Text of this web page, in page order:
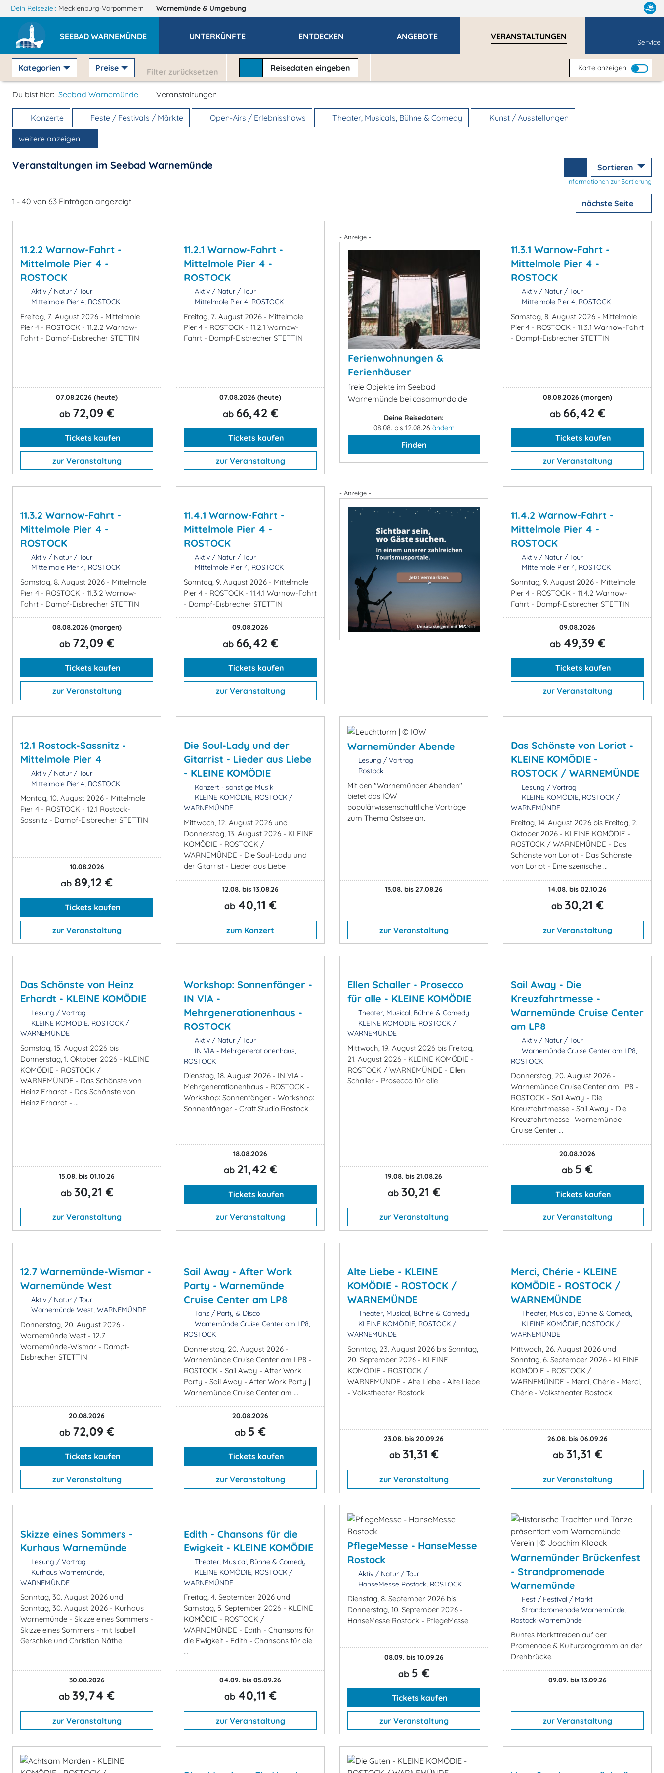
Dein Reiseziel: Mecklenburg-Vorpommern Warnemünde & Umgebung
SEEBAD WARNEMÜNDE UNTERKÜNFTE ENTDECKEN ANGEBOTE VERANSTALTUNGEN
Service
Kategorien Preise Filter zurücksetzen Reisedateneingeben Karte anzeigen
Du bist hier: Seebad Warnemünde Veranstaltungen
Konzerte Feste / Festivals / Märkte Open-Airs / Erlebnisshows Theater, Musicals, Bühne & Comedy Kunst / Ausstellungen
weitere anzeigen
Veranstaltungen im Seebad Warnemünde Sortieren
Informationen zur Sortierung
1 - 40 von 63 Einträgen angezeigt nächste Seite
11.2.2 Warnow-Fahrt -
Mittelmole Pier 4 -
ROSTOCK
Aktiv / Natur / Tour
Mittelmole Pier 4, ROSTOCK
Freitag, 7. August 2026 - Mittelmole
Pier 4 - ROSTOCK - 11.2.2 Warnow-
Fahrt - Dampf-Eisbrecher STETTIN
07.08.2026 (heute)
ab 72,09 €
Tickets kaufen
zur Veranstaltung
11.2.1 Warnow-Fahrt -
Mittelmole Pier 4 -
ROSTOCK
Aktiv / Natur / Tour
Mittelmole Pier 4, ROSTOCK
Freitag, 7. August 2026 - Mittelmole
Pier 4 - ROSTOCK - 11.2.1 Warnow-
Fahrt - Dampf-Eisbrecher STETTIN
07.08.2026 (heute)
ab 66,42 €
Tickets kaufen
zur Veranstaltung
- Anzeige -
Ferienwohnungen &
Ferienhäuser
freie Objekte im Seebad
Warnemünde bei casamundo.de
Deine Reisedaten:
08.08. bis 12.08.26 ändern
Finden
11.3.1 Warnow-Fahrt -
Mittelmole Pier 4 -
ROSTOCK
Aktiv / Natur / Tour
Mittelmole Pier 4, ROSTOCK
Samstag, 8. August 2026 - Mittelmole
Pier 4 - ROSTOCK - 11.3.1 Warnow-Fahrt
- Dampf-Eisbrecher STETTIN
08.08.2026 (morgen)
ab 66,42 €
Tickets kaufen
zur Veranstaltung
11.3.2 Warnow-Fahrt -
Mittelmole Pier 4 -
ROSTOCK
Aktiv / Natur / Tour
Mittelmole Pier 4, ROSTOCK
Samstag, 8. August 2026 - Mittelmole
Pier 4 - ROSTOCK - 11.3.2 Warnow-
Fahrt - Dampf-Eisbrecher STETTIN
08.08.2026 (morgen)
ab 72,09 €
Tickets kaufen
zur Veranstaltung
11.4.1 Warnow-Fahrt -
Mittelmole Pier 4 -
ROSTOCK
Aktiv / Natur / Tour
Mittelmole Pier 4, ROSTOCK
Sonntag, 9. August 2026 - Mittelmole
Pier 4 - ROSTOCK - 11.4.1 Warnow-Fahrt
- Dampf-Eisbrecher STETTIN
09.08.2026
ab 66,42 €
Tickets kaufen
zur Veranstaltung
- Anzeige -
11.4.2 Warnow-Fahrt -
Mittelmole Pier 4 -
ROSTOCK
Aktiv / Natur / Tour
Mittelmole Pier 4, ROSTOCK
Sonntag, 9. August 2026 - Mittelmole
Pier 4 - ROSTOCK - 11.4.2 Warnow-
Fahrt - Dampf-Eisbrecher STETTIN
09.08.2026
ab 49,39 €
Tickets kaufen
zur Veranstaltung
12.1 Rostock-Sassnitz -
Mittelmole Pier 4
Aktiv / Natur / Tour
Mittelmole Pier 4, ROSTOCK
Montag, 10. August 2026 - Mittelmole
Pier 4 - ROSTOCK - 12.1 Rostock-
Sassnitz - Dampf-Eisbrecher STETTIN
10.08.2026
ab 89,12 €
Tickets kaufen
zur Veranstaltung
Die Soul-Lady und der
Gitarrist - Lieder aus Liebe
- KLEINE KOMÖDIE
Konzert - sonstige Musik
KLEINE KOMÖDIE, ROSTOCK /
WARNEMÜNDE
Mittwoch, 12. August 2026 und
Donnerstag, 13. August 2026 - KLEINE
KOMÖDIE - ROSTOCK /
WARNEMÜNDE - Die Soul-Lady und
der Gitarrist - Lieder aus Liebe
12.08. bis 13.08.26
ab 40,11 €
zum Konzert
Warnemünder Abende
Lesung / Vortrag
Rostock
Mit den "Warnemünder Abenden"
bietet das IOW
populärwissenschaftliche Vorträge
zum Thema Ostsee an.
13.08. bis 27.08.26
zur Veranstaltung
Das Schönste von Loriot -
KLEINE KOMÖDIE -
ROSTOCK / WARNEMÜNDE
Lesung / Vortrag
KLEINE KOMÖDIE, ROSTOCK /
WARNEMÜNDE
Freitag, 14. August 2026 bis Freitag, 2.
Oktober 2026 - KLEINE KOMÖDIE -
ROSTOCK / WARNEMÜNDE - Das
Schönste von Loriot - Das Schönste
von Loriot - Eine szenische ...
14.08. bis 02.10.26
ab 30,21 €
zur Veranstaltung
Das Schönste von Heinz
Erhardt - KLEINE KOMÖDIE
Lesung / Vortrag
KLEINE KOMÖDIE, ROSTOCK /
WARNEMÜNDE
Samstag, 15. August 2026 bis
Donnerstag, 1. Oktober 2026 - KLEINE
KOMÖDIE - ROSTOCK /
WARNEMÜNDE - Das Schönste von
Heinz Erhardt - Das Schönste von
Heinz Erhardt - ...
15.08. bis 01.10.26
ab 30,21 €
zur Veranstaltung
Workshop: Sonnenfänger -
IN VIA -
Mehrgenerationenhaus -
ROSTOCK
Aktiv / Natur / Tour
IN VIA - Mehrgenerationenhaus,
ROSTOCK
Dienstag, 18. August 2026 - IN VIA -
Mehrgenerationenhaus - ROSTOCK -
Workshop: Sonnenfänger - Workshop:
Sonnenfänger - Craft.Studio.Rostock
18.08.2026
ab 21,42 €
Tickets kaufen
zur Veranstaltung
Ellen Schaller - Prosecco
für alle - KLEINE KOMÖDIE
Theater, Musical, Bühne & Comedy
KLEINE KOMÖDIE, ROSTOCK /
WARNEMÜNDE
Mittwoch, 19. August 2026 bis Freitag,
21. August 2026 - KLEINE KOMÖDIE -
ROSTOCK / WARNEMÜNDE - Ellen
Schaller - Prosecco für alle
19.08. bis 21.08.26
ab 30,21 €
zur Veranstaltung
Sail Away - Die
Kreuzfahrtmesse -
Warnemünde Cruise Center
am LP8
Aktiv / Natur / Tour
Warnemünde Cruise Center am LP8,
ROSTOCK
Donnerstag, 20. August 2026 -
Warnemünde Cruise Center am LP8 -
ROSTOCK - Sail Away - Die
Kreuzfahrtmesse - Sail Away - Die
Kreuzfahrtmesse | Warnemünde
Cruise Center ...
20.08.2026
ab 5 €
Tickets kaufen
zur Veranstaltung
12.7 Warnemünde-Wismar -
Warnemünde West
Aktiv / Natur / Tour
Warnemünde West, WARNEMÜNDE
Donnerstag, 20. August 2026 -
Warnemünde West - 12.7
Warnemünde-Wismar - Dampf-
Eisbrecher STETTIN
20.08.2026
ab 72,09 €
Tickets kaufen
zur Veranstaltung
Sail Away - After Work
Party - Warnemünde
Cruise Center am LP8
Tanz / Party & Disco
Warnemünde Cruise Center am LP8,
ROSTOCK
Donnerstag, 20. August 2026 -
Warnemünde Cruise Center am LP8 -
ROSTOCK - Sail Away - After Work
Party - Sail Away - After Work Party |
Warnemünde Cruise Center am ...
20.08.2026
ab 5 €
Tickets kaufen
zur Veranstaltung
Alte Liebe - KLEINE
KOMÖDIE - ROSTOCK /
WARNEMÜNDE
Theater, Musical, Bühne & Comedy
KLEINE KOMÖDIE, ROSTOCK /
WARNEMÜNDE
Sonntag, 23. August 2026 bis Sonntag,
20. September 2026 - KLEINE
KOMÖDIE - ROSTOCK /
WARNEMÜNDE - Alte Liebe - Alte Liebe
- Volkstheater Rostock
23.08. bis 20.09.26
ab 31,31 €
zur Veranstaltung
Merci, Chérie - KLEINE
KOMÖDIE - ROSTOCK /
WARNEMÜNDE
Theater, Musical, Bühne & Comedy
KLEINE KOMÖDIE, ROSTOCK /
WARNEMÜNDE
Mittwoch, 26. August 2026 und
Sonntag, 6. September 2026 - KLEINE
KOMÖDIE - ROSTOCK /
WARNEMÜNDE - Merci, Chérie - Merci,
Chérie - Volkstheater Rostock
26.08. bis 06.09.26
ab 31,31 €
zur Veranstaltung
Skizze eines Sommers -
Kurhaus Warnemünde
Lesung / Vortrag
Kurhaus Warnemünde,
WARNEMÜNDE
Sonntag, 30. August 2026 und
Sonntag, 30. August 2026 - Kurhaus
Warnemünde - Skizze eines Sommers -
Skizze eines Sommers - mit Isabell
Gerschke und Christian Näthe
30.08.2026
ab 39,74 €
zur Veranstaltung
Edith - Chansons für die
Ewigkeit - KLEINE KOMÖDIE
Theater, Musical, Bühne & Comedy
KLEINE KOMÖDIE, ROSTOCK /
WARNEMÜNDE
Freitag, 4. September 2026 und
Samstag, 5. September 2026 - KLEINE
KOMÖDIE - ROSTOCK /
WARNEMÜNDE - Edith - Chansons für
die Ewigkeit - Edith - Chansons für die
...
04.09. bis 05.09.26
ab 40,11 €
zur Veranstaltung
PflegeMesse - HanseMesse
Rostock
Aktiv / Natur / Tour
HanseMesse Rostock, ROSTOCK
Dienstag, 8. September 2026 bis
Donnerstag, 10. September 2026 -
HanseMesse Rostock - PflegeMesse
08.09. bis 10.09.26
ab 5 €
Tickets kaufen
zur Veranstaltung
Warnemünder Brückenfest
- Strandpromenade
Warnemünde
Fest / Festival / Markt
Strandpromenade Warnemünde,
Rostock-Warnemünde
Buntes Markttreiben auf der
Promenade & Kulturprogramm an der
Drehbrücke.
09.09. bis 13.09.26
zur Veranstaltung